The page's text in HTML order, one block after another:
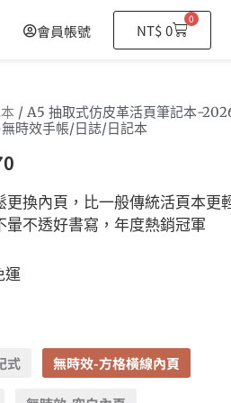
會員帳號 NT$0
0
購
物
/ A5 抽取式仿皮革活頁筆記本-
時效手帳/日誌/日記本
換內頁，比一般傳統活頁本更
暈不透好書寫，年度熱銷冠軍
運
式 無時效-方格橫線內頁